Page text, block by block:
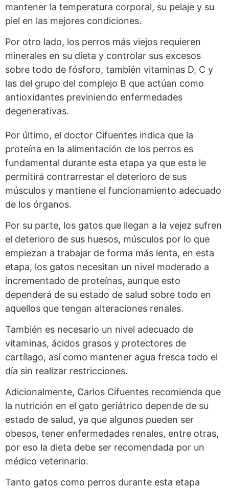
mantener la temperatura corporal, su pelaje y su
piel en las mejores condiciones.
Por otro lado, los perros más viejos requieren
minerales en su dieta y controlar sus excesos
sobre todo de fósforo, también vitaminas D, C y
las del grupo del complejo B que actúan como
antioxidantes previniendo enfermedades
degenerativas.
Por último, el doctor Cifuentes indica que la
proteína en la alimentación de los perros es
fundamental durante esta etapa ya que esta le
permitirá contrarrestar el deterioro de sus
músculos y mantiene el funcionamiento adecuado
de los órganos.
Por su parte, los gatos que llegan a la vejez sufren
el deterioro de sus huesos, músculos por lo que
empiezan a trabajar de forma más lenta, en esta
etapa, los gatos necesitan un nivel moderado a
incrementado de proteínas, aunque esto
dependerá de su estado de salud sobre todo en
aquellos que tengan alteraciones renales.
También es necesario un nivel adecuado de
vitaminas, ácidos grasos y protectores de
cartílago, así como mantener agua fresca todo el
día sin realizar restricciones.
Adicionalmente, Carlos Cifuentes recomienda que
la nutrición en el gato geriátrico depende de su
estado de salud, ya que algunos pueden ser
obesos, tener enfermedades renales, entre otras,
por eso la dieta debe ser recomendada por un
médico veterinario.
Tanto gatos como perros durante esta etapa